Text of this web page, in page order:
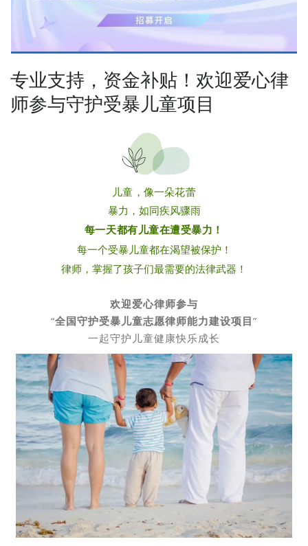
专业支持，资金补贴！欢迎爱心律
师参与守护受暴儿童项目
儿童，像一朵花蕾
暴力，如同疾风骤雨
每一天都有儿童在遭受暴力！
每一个受暴儿童都在渴望被保护！
律师，掌握了孩子们最需要的法律武器！
欢迎爱心律师参与
“全国守护受暴儿童志愿律师能力建设项目”
一起守护儿童健康快乐成长